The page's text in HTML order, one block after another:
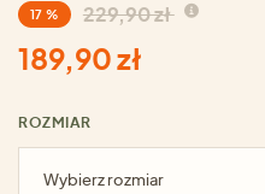
17 % 229,90 zł
189,90 zł
ROZMIAR
Wybierz rozmiar